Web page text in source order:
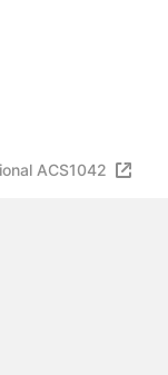
ACS1042